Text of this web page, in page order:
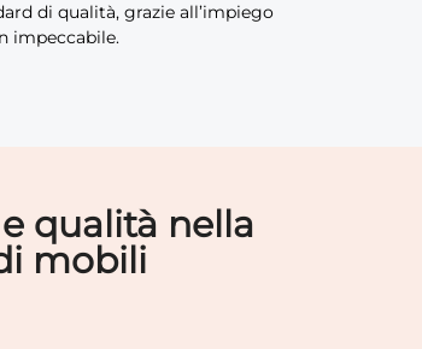
di qualità, grazie all’impiego
impeccabile.
qualità nella
mobili